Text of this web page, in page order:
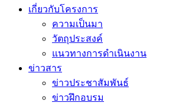
เกี่ยวกับโครงการ
ความเป็นมา
วัตถุประสงค์
แนวทางการดำเนินงาน
ข่าวสาร
ข่าวประชาสัมพันธ์
ข่าวฝึกอบรม